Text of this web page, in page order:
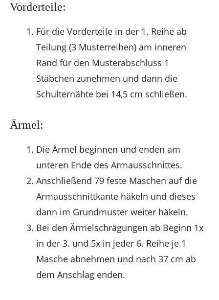
Vorderteile:
Für die Vorderteile in der 1. Reihe ab
Teilung (3 Musterreihen) am inneren
Rand für den Musterabschluss 1
Stäbchen zunehmen und dann die
Schulternähte bei 14,5 cm schließen.
Ärmel:
Die Ärmel beginnen und enden am
unteren Ende des Armausschnittes.
Anschließend 79 feste Maschen auf die
Armausschnittkante häkeln und dieses
dann im Grundmuster weiter häkeln.
Bei den Ärmelschrägungen ab Beginn 1x
in der 3. und 5x in jeder 6. Reihe je 1
Masche abnehmen und nach 37 cm ab
dem Anschlag enden.